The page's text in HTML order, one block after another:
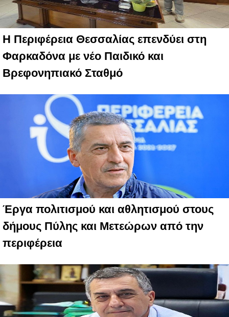
Η Περιφέρεια Θεσσαλίας επενδύει στη
Φαρκαδόνα με νέο Παιδικό και
Βρεφονηπιακό Σταθμό
Έργα πολιτισμού και αθλητισμού στους
δήμους Πύλης και Μετεώρων από την
περιφέρεια